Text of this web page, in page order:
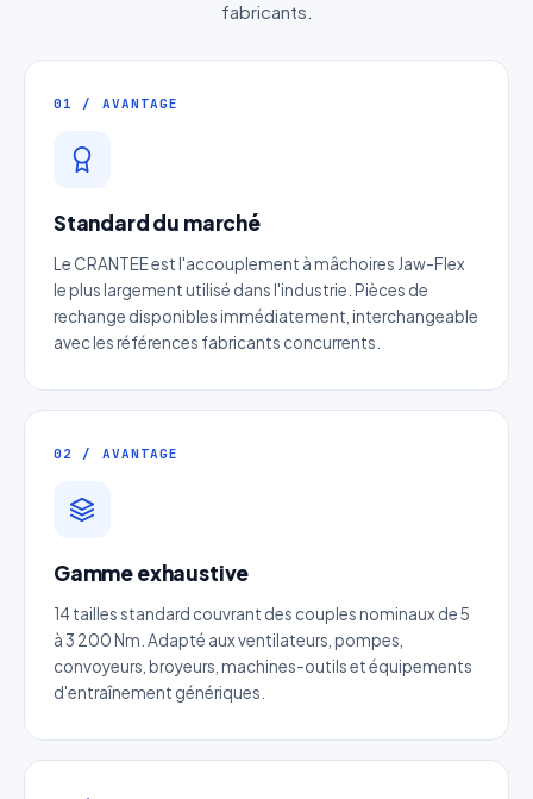
fabricants.
01 / AVANTAGE
Standard du marché
Le CRANTEE est l'accouplement à mâchoires Jaw-Flex
le plus largement utilisé dans l'industrie. Pièces de
rechange disponibles immédiatement, interchangeable
avec les références fabricants concurrents.
02 / AVANTAGE
Gamme exhaustive
14 tailles standard couvrant des couples nominaux de 5
à 3 200 Nm. Adapté aux ventilateurs, pompes,
convoyeurs, broyeurs, machines-outils et équipements
d'entraînement génériques.
Devis Page311 : Courroie crantée
PowerGrip
Nom complet*